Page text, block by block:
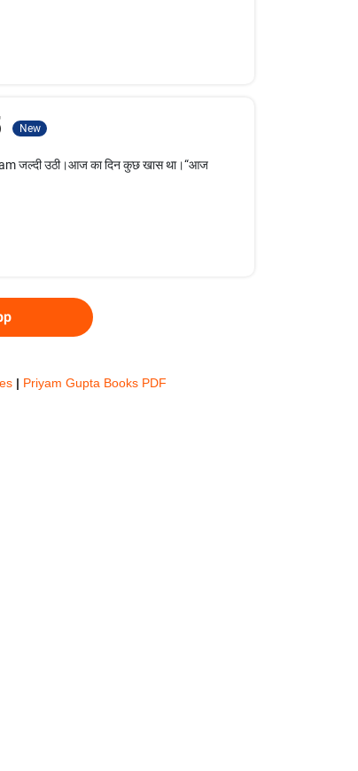
New
उठी।आज का दिन कुछ खास था।“आज
| Priyam Gupta Books PDF